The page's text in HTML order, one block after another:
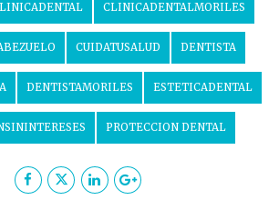
CLINICADENTALMORILES
CUIDATUSALUD DENTISTA
DENTISTAMORILES ESTETICADENTAL
PROTECCION DENTAL